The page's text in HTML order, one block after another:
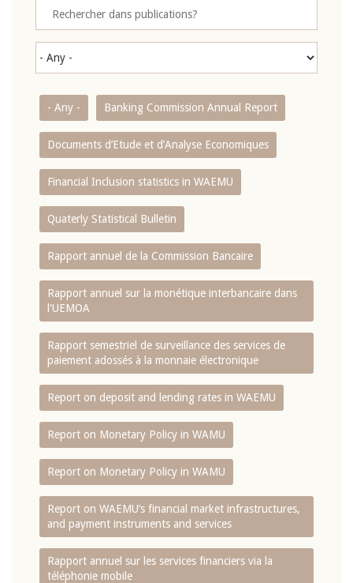
- Any - Banking Commission Annual Report
Documents d’Etude et d’Analyse Economiques
Financial Inclusion statistics in WAEMU
Quaterly Statistical Bulletin
Rapport annuel de la Commission Bancaire
Rapport annuel sur la monétique interbancaire dans
l'UEMOA
Rapport semestriel de surveillance des services de
paiement adossés à la monnaie électronique
Report on deposit and lending rates in WAEMU
Report on Monetary Policy in WAMU
Report on Monetary Policy in WAMU
Report on WAEMU’s financial market infrastructures,
and payment instruments and services
Rapport annuel sur les services financiers via la
téléphonie mobile